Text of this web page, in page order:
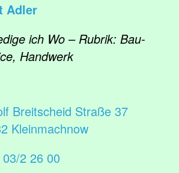
Adler
ich Wo – Rubrik: Bau-
Handwerk
Breitscheid Straße 37
Kleinmachnow
2 26 00